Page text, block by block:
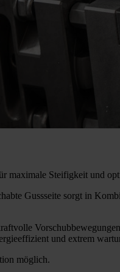
maximale Steifigkeit und
Gussseite sorgt in
und extrem
möglich.